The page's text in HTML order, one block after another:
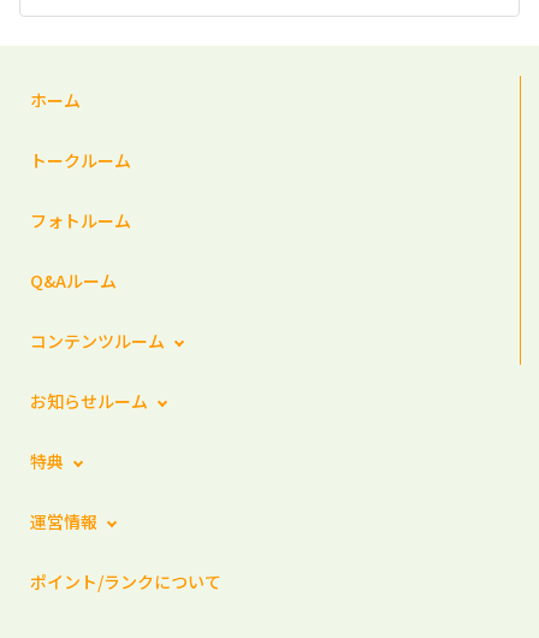
ホーム
トークルーム
フォトルーム
Q&Aルーム
コンテンツルーム
お知らせルーム
特典
運営情報
ポイント/ランクについて